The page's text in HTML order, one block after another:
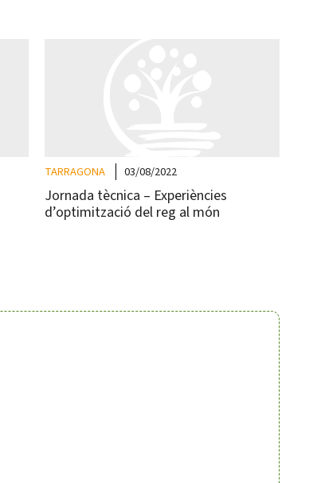
TARRAGONA 03/08/2022
Jornada tècnica – Experiències
d’optimització del reg al món